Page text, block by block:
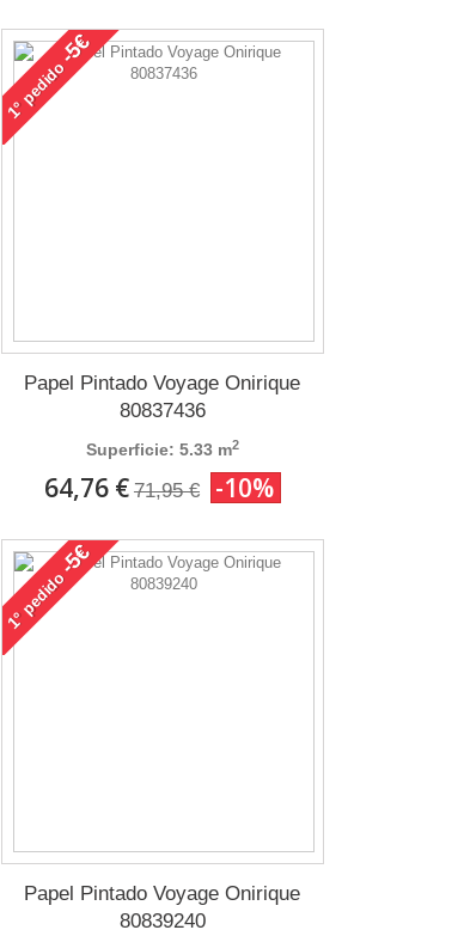
1°
pedido
-5€
Papel Pintado Voyage Onirique
80837436
Superficie: 5.33 m2
64,76 € 71,95 € -10%
1°
pedido
-5€
Papel Pintado Voyage Onirique
80839240